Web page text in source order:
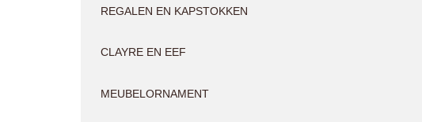
REGALEN EN KAPSTOKKEN
CLAYRE EN EEF
MEUBELORNAMENT